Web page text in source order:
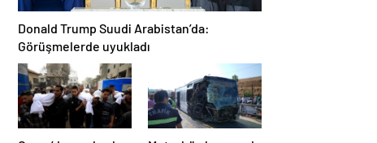
Donald Trump Suudi Arabistan’da:
Görüşmelerde uyukladı